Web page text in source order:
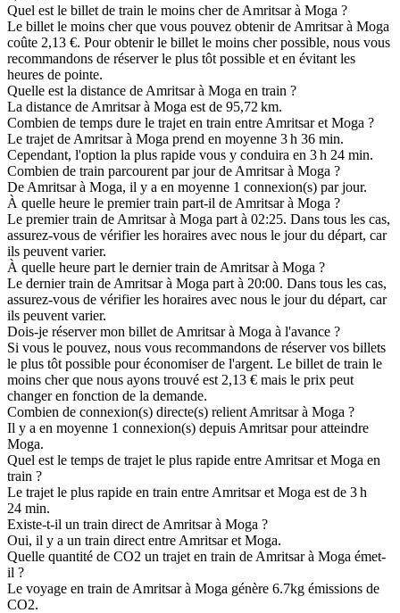
Quel est le billet de train le moins cher de Amritsar à Moga ?
Le billet le moins cher que vous pouvez obtenir de Amritsar à Moga
coûte 2,13 €. Pour obtenir le billet le moins cher possible, nous vous
recommandons de réserver le plus tôt possible et en évitant les
heures de pointe.
Quelle est la distance de Amritsar à Moga en train ?
La distance de Amritsar à Moga est de 95,72 km.
Combien de temps dure le trajet en train entre Amritsar et Moga ?
Le trajet de Amritsar à Moga prend en moyenne 3 h 36 min.
Cependant, l'option la plus rapide vous y conduira en 3 h 24 min.
Combien de train parcourent par jour de Amritsar à Moga ?
De Amritsar à Moga, il y a en moyenne 1 connexion(s) par jour.
À quelle heure le premier train part-il de Amritsar à Moga ?
Le premier train de Amritsar à Moga part à 02:25. Dans tous les cas,
assurez-vous de vérifier les horaires avec nous le jour du départ, car
ils peuvent varier.
À quelle heure part le dernier train de Amritsar à Moga ?
Le dernier train de Amritsar à Moga part à 20:00. Dans tous les cas,
assurez-vous de vérifier les horaires avec nous le jour du départ, car
ils peuvent varier.
Dois-je réserver mon billet de Amritsar à Moga à l'avance ?
Si vous le pouvez, nous vous recommandons de réserver vos billets
le plus tôt possible pour économiser de l'argent. Le billet de train le
moins cher que nous ayons trouvé est 2,13 € mais le prix peut
changer en fonction de la demande.
Combien de connexion(s) directe(s) relient Amritsar à Moga ?
Il y a en moyenne 1 connexion(s) depuis Amritsar pour atteindre
Moga.
Quel est le temps de trajet le plus rapide entre Amritsar et Moga en
train ?
Le trajet le plus rapide en train entre Amritsar et Moga est de 3 h
24 min.
Existe-t-il un train direct de Amritsar à Moga ?
Oui, il y a un train direct entre Amritsar et Moga.
Quelle quantité de CO2 un trajet en train de Amritsar à Moga émet-
il ?
Le voyage en train de Amritsar à Moga génère 6.7kg émissions de
CO2.